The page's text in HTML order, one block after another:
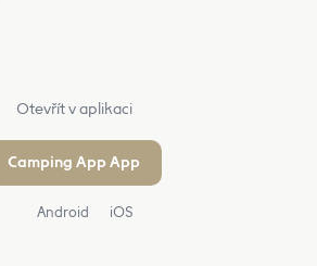
Otevřít v aplikaci
Camping App App
Android iOS